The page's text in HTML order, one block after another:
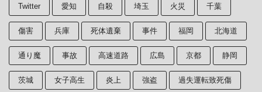
Twitter 愛知 自殺 埼玉 火災 千葉
傷害 兵庫 死体遺棄 事件 福岡 北海道
通り魔 事故 高速道路 広島 京都 静岡
茨城 女子高生 炎上 強盗 過失運転致死傷